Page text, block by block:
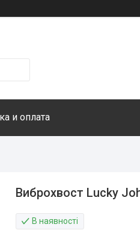
и оплата
Виброхвост Lucky
В наявності